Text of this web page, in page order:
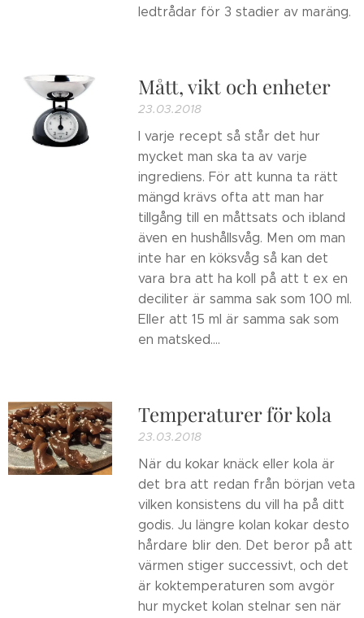
ledtrådar för 3 stadier av maräng.
Mått, vikt och enheter
23.03.2018
I varje recept så står det hur
mycket man ska ta av varje
ingrediens. För att kunna ta rätt
mängd krävs ofta att man har
tillgång till en måttsats och ibland
även en hushållsvåg. Men om man
inte har en köksvåg så kan det
vara bra att ha koll på att t ex en
deciliter är samma sak som 100 ml.
Eller att 15 ml är samma sak som
en matsked....
Temperaturer för kola
23.03.2018
När du kokar knäck eller kola är
det bra att redan från början veta
vilken konsistens du vill ha på ditt
godis. Ju längre kolan kokar desto
hårdare blir den. Det beror på att
värmen stiger successivt, och det
är koktemperaturen som avgör
hur mycket kolan stelnar sen när